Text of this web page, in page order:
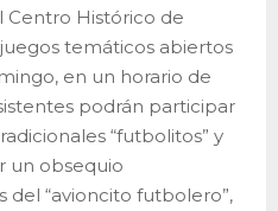
Centro Histórico de
temáticos abiertos
en un horario de
podrán participar
“futbolitos” y
un obsequio
“avioncito futbolero”,